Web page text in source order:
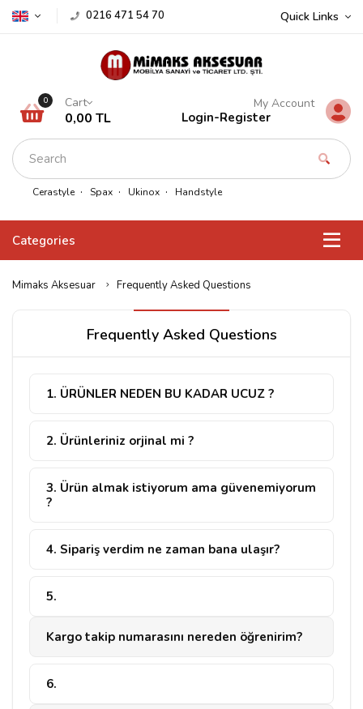
0216 471 54 70 Quick Links
Cerastyle Spax Ukinox Handstyle
0 Cart
0,00 TL
My Account
Login-Register
Categories
Mimaks Aksesuar Frequently Asked Questions
Frequently Asked Questions
1. ÜRÜNLER NEDEN BU KADAR UCUZ ?
2. Ürünleriniz orjinal mi ?
3. Ürün almak istiyorum ama güvenemiyorum
?
4. Sipariş verdim ne zaman bana ulaşır?
5.
Kargo takip numarasını nereden öğrenirim?
6.